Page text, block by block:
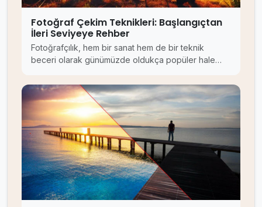
Fotoğraf Çekim Teknikleri: Başlangıçtan
İleri Seviyeye Rehber
Fotoğrafçılık, hem bir sanat hem de bir teknik
beceri olarak günümüzde oldukça popüler hale…